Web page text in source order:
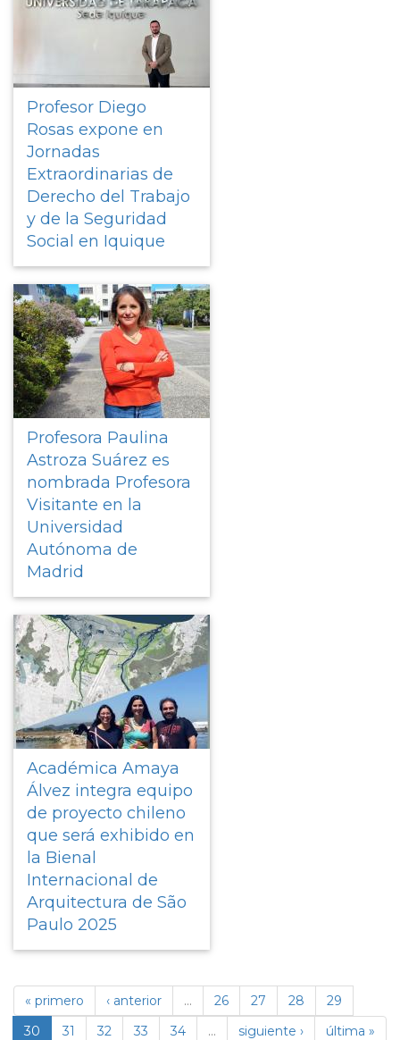
Profesor Diego
Rosas expone en
Jornadas
Extraordinarias de
Derecho del Trabajo
y de la Seguridad
Social en Iquique
Profesora Paulina
Astroza Suárez es
nombrada Profesora
Visitante en la
Universidad
Autónoma de
Madrid
Académica Amaya
Álvez integra equipo
de proyecto chileno
que será exhibido en
la Bienal
Internacional de
Arquitectura de São
Paulo 2025
« primero ‹ anterior … 26 27 28
29
30
31 32 33 34 … siguiente › última »